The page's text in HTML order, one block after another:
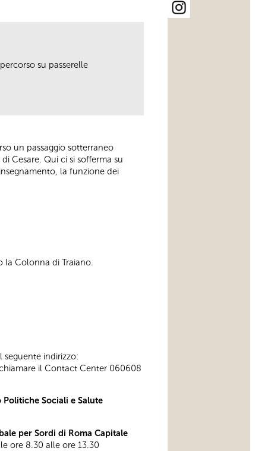
su passerelle
un passaggio sotterraneo
Cesare. Qui ci si sofferma su
la funzione dei
la Colonna di Traiano.
seguente indirizzo:
il Contact Center 060608
Sociali e Salute
per Sordi di Roma Capitale
ore 8.30 alle ore 13.30